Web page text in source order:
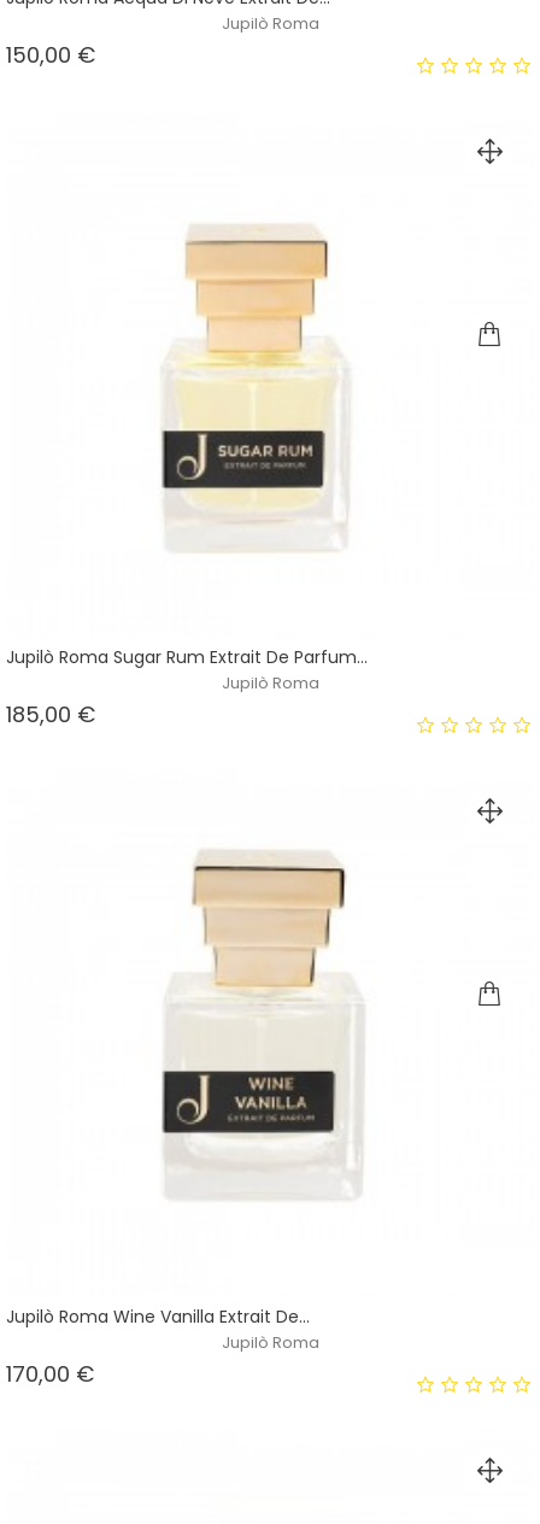
Jupilò Roma
150,00 €Prezzo
Jupilò Roma Sugar Rum Extrait De Parfum...
Jupilò Roma
185,00 €Prezzo
Jupilò Roma Wine Vanilla Extrait De...
Jupilò Roma
170,00 €Prezzo